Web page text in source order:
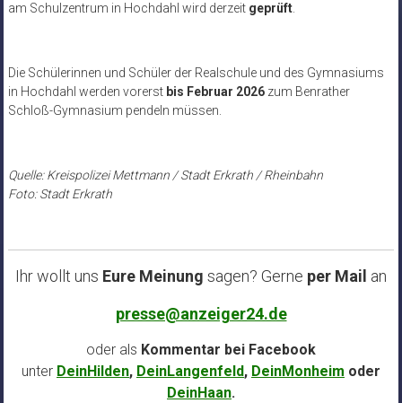
am Schulzentrum in Hochdahl wird derzeit geprüft.
Die Schülerinnen und Schüler der Realschule und des Gymnasiums
in Hochdahl werden vorerst bis Februar 2026zum Benrather
Schloß-Gymnasium pendeln müssen.
Quelle: Kreispolizei Mettmann / Stadt Erkrath / Rheinbahn
Foto: Stadt Erkrath
Ihr wollt uns Eure Meinung sagen? Gerne per Mail an
presse@anzeiger24.de
oder als Kommentar bei Facebook
unter DeinHilden, DeinLangenfeld, DeinMonheim oder
DeinHaan.